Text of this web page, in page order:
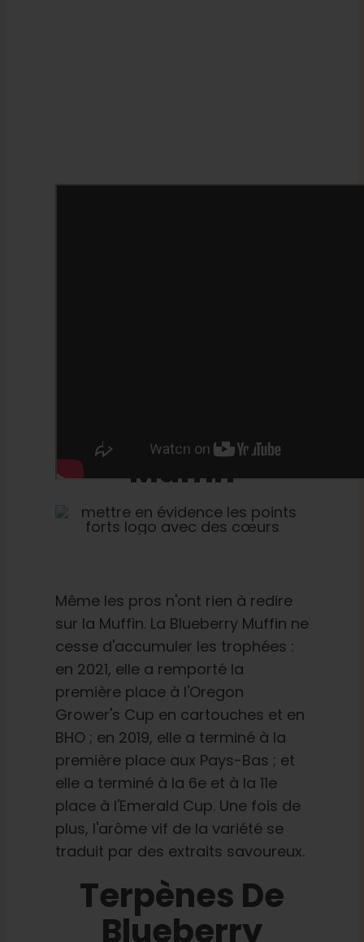
Blueberry
Muffin
Même les pros n'ont rien à redire
sur la Muffin. La Blueberry Muffin ne
cesse d'accumuler les trophées :
en 2021, elle a remporté la
première place à l'Oregon
Grower's Cup en cartouches et en
BHO ; en 2019, elle a terminé à la
première place aux Pays-Bas ; et
elle a terminé à la 6e et à la 11e
place à l'Emerald Cup. Une fois de
plus, l'arôme vif de la variété se
traduit par des extraits savoureux.
Terpènes De
Blueberry